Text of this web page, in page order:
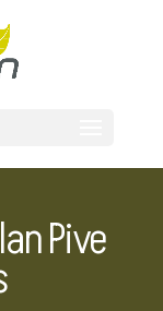
Pive